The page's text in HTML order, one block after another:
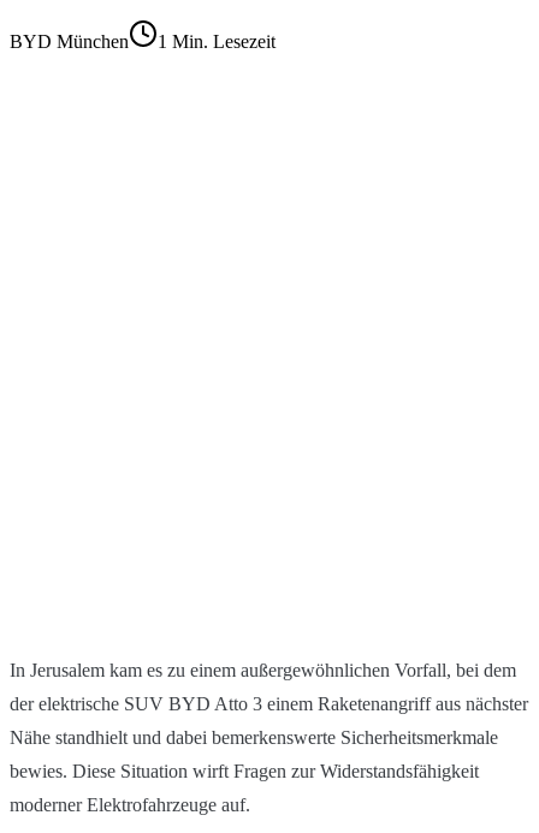
BYD München 1 Min. Lesezeit
In Jerusalem kam es zu einem außergewöhnlichen Vorfall, bei dem
der elektrische SUV BYD Atto 3 einem Raketenangriff aus nächster
Nähe standhielt und dabei bemerkenswerte Sicherheitsmerkmale
bewies. Diese Situation wirft Fragen zur Widerstandsfähigkeit
moderner Elektrofahrzeuge auf.